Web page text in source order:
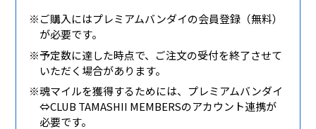
※ご購入にはプレミアムバンダイの会員登録（無料）
が必要です。
※予定数に達した時点で、ご注文の受付を終了させて
いただく場合があります。
※魂マイルを獲得するためには、プレミアムバンダイ
⇔CLUB TAMASHII MEMBERSのアカウント連携が
必要です。